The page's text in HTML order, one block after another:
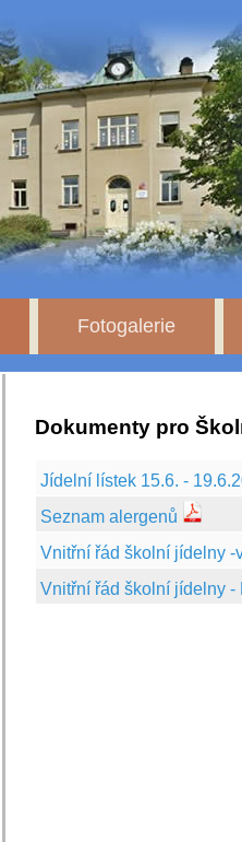
Fotogalerie
Dokumenty pro
Jídelní lístek 15.6. -
Seznam alergenů
Vnitřní řád školní jídelny
Vnitřní řád školní jídelny